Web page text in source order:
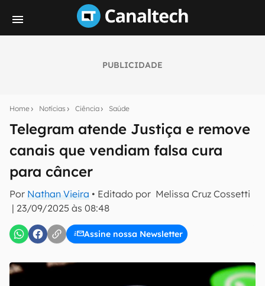
PUBLICIDADE
Home Notícias Ciência Saúde
Telegram atende Justiça e remove
canais que vendiam falsa cura
para câncer
Por Nathan Vieira • Editado por Melissa Cruz Cossetti
| 23/09/2025 às 08:48
Assine nossa Newsletter
notícias e reviews sobre tecnologia em primeira
E-mail
inscreva-se
Confirmo que li, aceito e concordo com os Termos de
Uso e Política de Privacidade do Canaltech.